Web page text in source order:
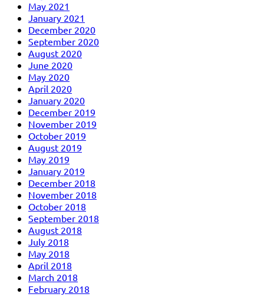
May 2021
January 2021
December 2020
September 2020
August 2020
June 2020
May 2020
April 2020
January 2020
December 2019
November 2019
October 2019
August 2019
May 2019
January 2019
December 2018
November 2018
October 2018
September 2018
August 2018
July 2018
May 2018
April 2018
March 2018
February 2018